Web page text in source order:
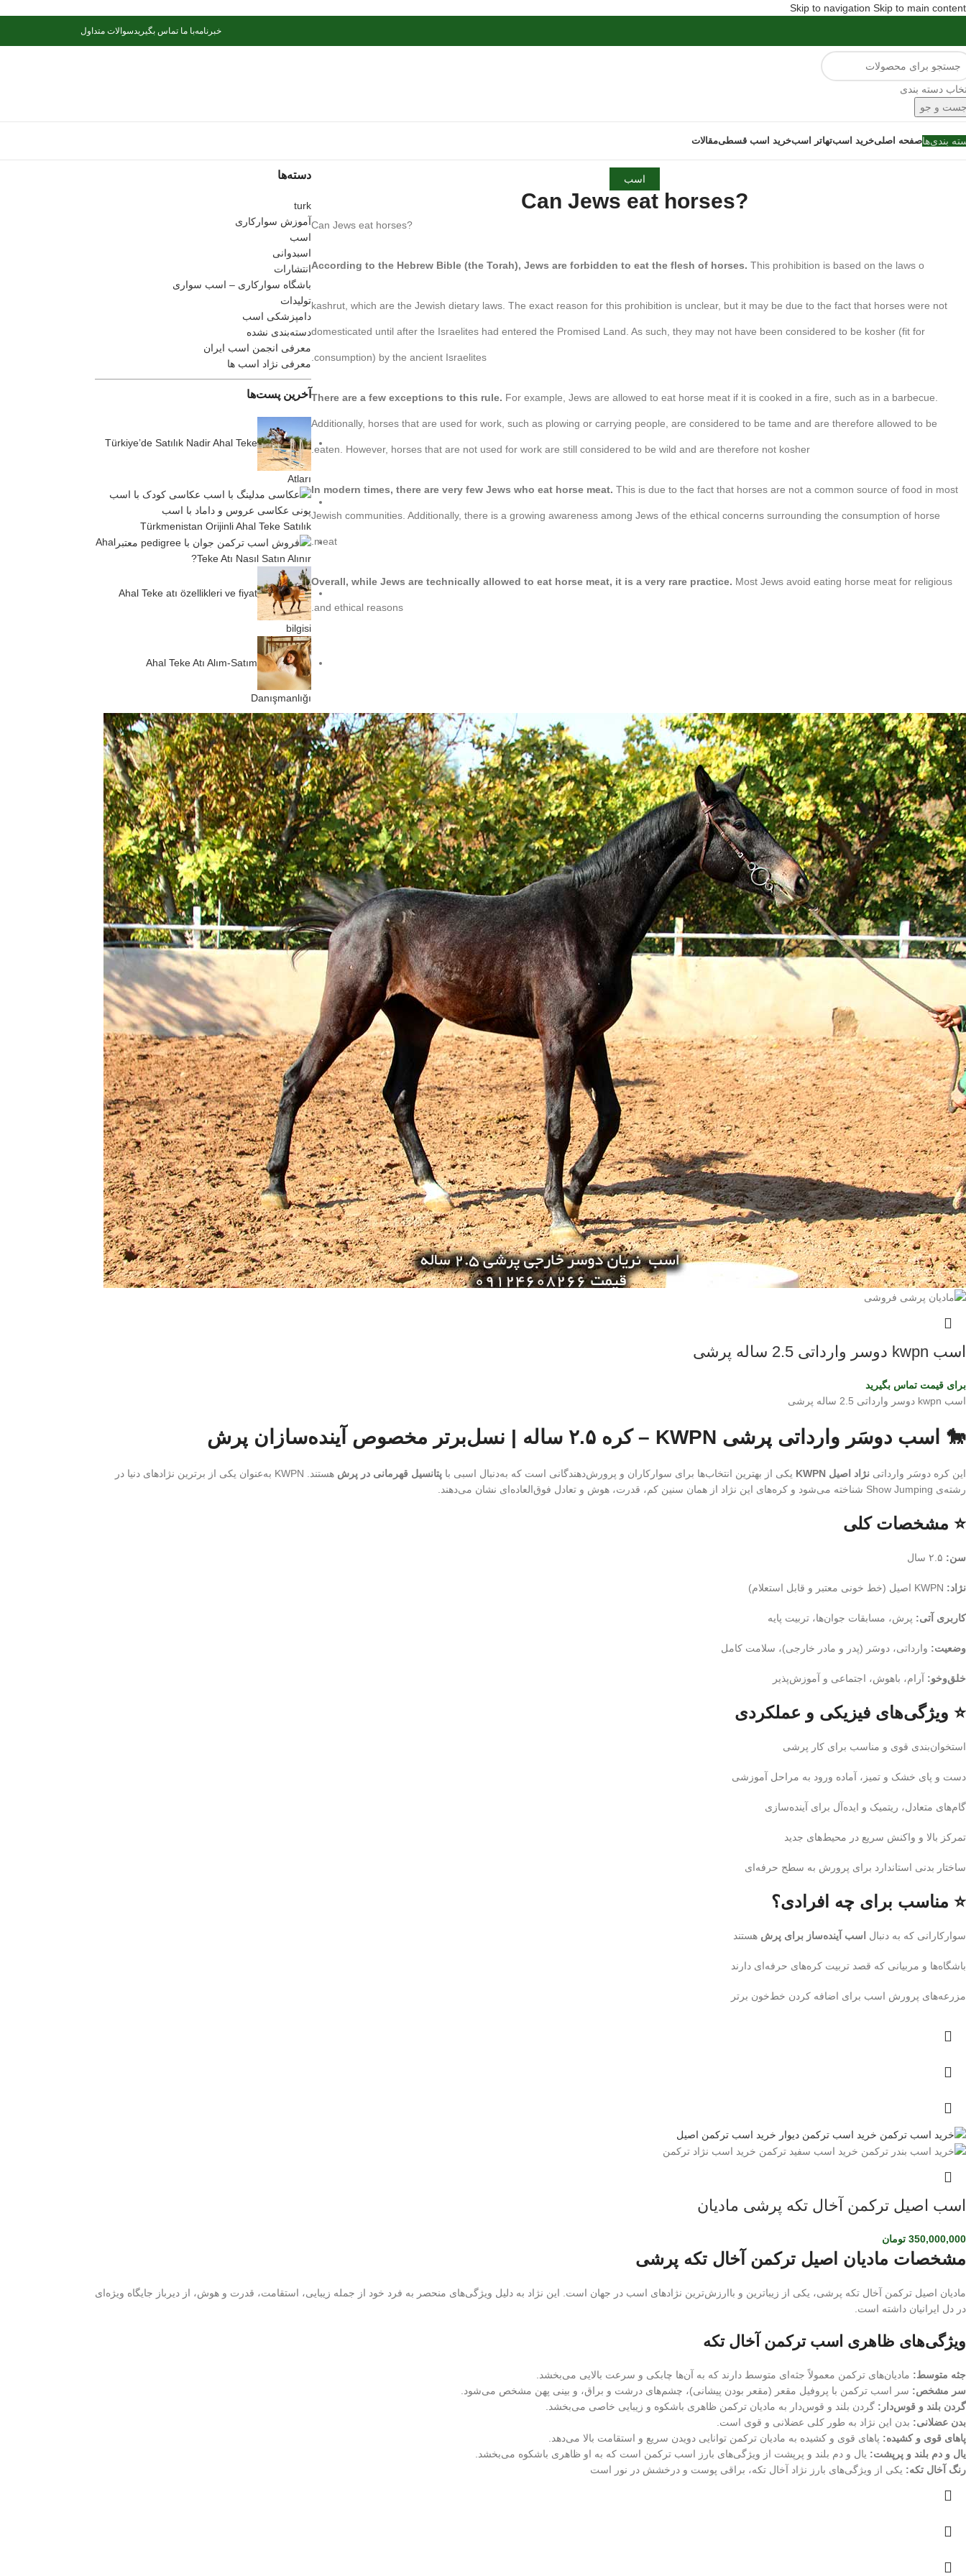
Skip to navigation Skip to main content
خبرنامهبا ما تماس بگیریدسوالات متداول
دسته بندی
و جو
بندی‌هاصفحه اصلیخرید اسبتهاتر اسبخرید اسب قسطیمقالات
اسب
?Can Jews eat horses
?Can Jews eat horses
According to the Hebrew Bible (the Torah), Jews are forbidden to eat the flesh of horses. This prohibition is based on the laws o
kashrut, which are the Jewish dietary laws. The exact reason for this prohibition is unclear, but it may be due to the fact that horses were not
domesticated until after the Israelites had entered the Promised Land. As such, they may not have been considered to be kosher (fit for
consumption) by the ancient Israelites.
There are a few exceptions to this rule. For example, Jews are allowed to eat horse meat if it is cooked in a fire, such as in a barbecue.
Additionally, horses that are used for work, such as plowing or carrying people, are considered to be tame and are therefore allowed to be
eaten. However, horses that are not used for work are still considered to be wild and are therefore not kosher.
In modern times, there are very few Jews who eat horse meat. This is due to the fact that horses are not a common source of food in most
Jewish communities. Additionally, there is a growing awareness among Jews of the ethical concerns surrounding the consumption of horse
meat.
Overall, while Jews are technically allowed to eat horse meat, it is a very rare practice. Most Jews avoid eating horse meat for religious
and ethical reasons.
دسته‌ها
turk
آموزش سوارکاری
اسب
اسبدوانی
انتشارات
باشگاه سوارکاری – اسب سواری
تولیدات
دامپزشکی اسب
دسته‌بندی نشده
معرفی انجمن اسب ایران
معرفی نژاد اسب ها
آخرین پست‌ها
Türkiye’de Satılık Nadir Ahal Teke
Atları
Türkmenistan Orijinli Ahal Teke Satılık
Ahal
Teke Atı Nasıl Satın Alınır?
Ahal Teke atı özellikleri ve fiyat
bilgisi
Ahal Teke Atı Alım-Satım
Danışmanlığı
اسب kwpn دوسر وارداتی 2.5 ساله پرشی
برای قیمت تماس بگیرید
اسب kwpn دوسر وارداتی 2.5 ساله پرشی
🐎 اسب دوسَر وارداتی پرشی KWPN – کره ۲.۵ ساله | نسل‌برتر مخصوص آینده‌سازان پرش
این کره دوسَر وارداتی نژاد اصیل KWPN یکی از بهترین انتخاب‌ها برای سوارکاران و پرورش‌دهندگانی است که به‌دنبال اسبی با پتانسیل قهرمانی در پرش
هستند. KWPN به‌عنوان یکی از برترین نژادهای دنیا در
رشته‌ی Show Jumping شناخته می‌شود و کره‌های این نژاد از همان سنین کم، قدرت، هوش و تعادل فوق‌العاده‌ای نشان می‌دهند.
⭐ مشخصات کلی
سن:
نژاد:
کاربری آتی: پرش، مسابقات جوان‌ها، تربیت پایه
وضعیت: وارداتی، دوسَر (پدر و مادر خارجی)، سلامت کامل
خلق‌وخو: آرام، باهوش، اجتماعی و آموزش‌پذیر
⭐ ویژگی‌های فیزیکی و عملکردی
استخوان‌بندی قوی و مناسب برای کار پرشی
دست و پای خشک و تمیز، آماده ورود به مراحل آموزشی
گام‌های متعادل، ریتمیک و ایده‌آل برای آینده‌سازی
تمرکز بالا و واکنش سریع در محیط‌های جدید
ساختار بدنی استاندارد برای پرورش به سطح حرفه‌ای
⭐ مناسب برای چه افرادی؟
سوارکارانی که به دنبال اسب آینده‌ساز برای پرش هستند
باشگاه‌ها و مربیانی که قصد تربیت کره‌های حرفه‌ای دارند
مزرعه‌های پرورش اسب برای اضافه کردن خط‌خون برتر
اسب اصیل ترکمن آخال تکه پرشی مادیان
350,000,000 تومان
مشخصات مادیان اصیل ترکمن آخال تکه پرشی
مادیان اصیل ترکمن آخال تکه پرشی، یکی از زیباترین و باارزش‌ترین نژادهای اسب در جهان است. این نژاد به دلیل ویژگی‌های منحصر به فرد خود از جمله زیبایی، استقامت، قدرت و هوش، از دیرباز جایگاه ویژه‌ای
در دل ایرانیان داشته است.
ویژگی‌های ظاهری اسب ترکمن آخال تکه
جثه متوسط: مادیان‌های ترکمن معمولاً جثه‌ای متوسط دارند که به آن‌ها چابکی و سرعت بالایی می‌بخشد.
سر مشخص: سر اسب ترکمن با پروفیل مقعر (مقعر بودن پیشانی)، چشم‌های درشت و براق، و بینی پهن مشخص می‌شود.
گردن بلند و قوس‌دار: گردن بلند و قوس‌دار به مادیان ترکمن ظاهری باشکوه و زیبایی خاصی می‌بخشد.
بدن عضلانی: بدن این نژاد به طور کلی عضلانی و قوی است.
پاهای قوی و کشیده: پاهای قوی و کشیده به مادیان ترکمن توانایی دویدن سریع و استقامت بالا می‌دهد.
یال و دم بلند و پرپشت: یال و دم بلند و پرپشت از ویژگی‌های بارز اسب ترکمن است که به او ظاهری باشکوه می‌بخشد.
رنگ آخال تکه: یکی از ویژگی‌های بارز نژاد آخال تکه، براقی پوست و درخشش در نور است